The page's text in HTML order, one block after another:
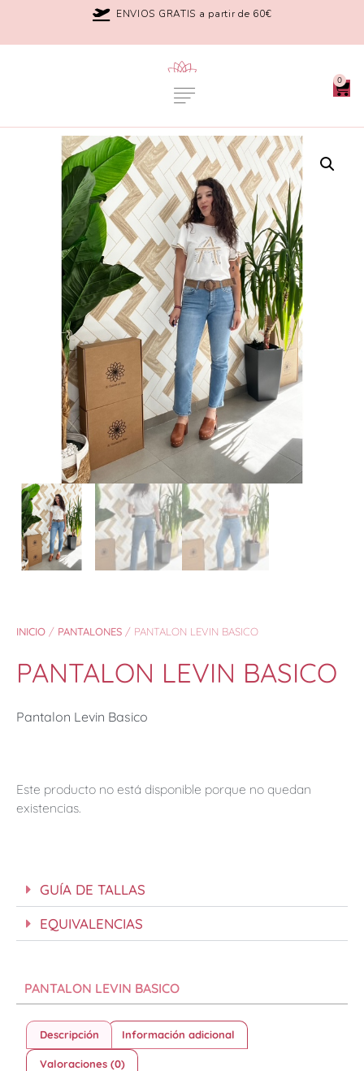
ENVIOS GRATIS a partir de 60€
0
INICIO / PANTALONES / PANTALON LEVIN BASICO
PANTALON LEVIN BASICO
Pantalon Levin Basico
Este producto no está disponible porque no quedan
existencias.
GUÍA DE TALLAS
EQUIVALENCIAS
PANTALON LEVIN BASICO
Descripción Información adicional
Valoraciones (0)